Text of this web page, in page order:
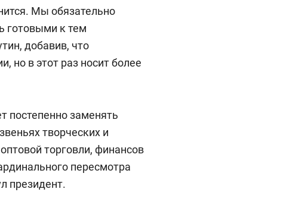
Мы обязательно
готовыми к тем
добавив, что
но в этот раз носит более
постепенно заменять
творческих и
торговли, финансов
пересмотра
президент.